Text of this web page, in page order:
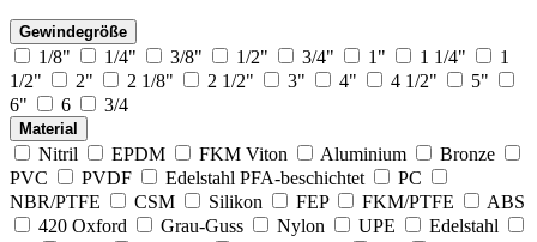
Gewindegröße
1/8" 1/4" 3/8" 1/2" 3/4" 1" 1 1/4"
1
1/2"
2" 2 1/8" 2 1/2" 3" 4" 4 1/2"
5"
6"
6 3/4
Material
Nitril EPDM FKM Viton Aluminium
Bronze
PVC
PVDF Edelstahl PFA-beschichtet
PC
NBR/PTFE
CSM Silikon FEP FKM/PTFE
ABS
420 Oxford
Grau-Guss Nylon UPE
Edelstahl